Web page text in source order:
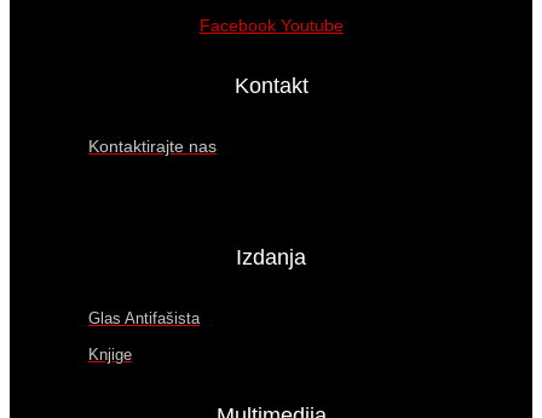
Facebook Youtube
Kontakt
Kontaktirajte nas
Izdanja
Glas Antifašista
Knjige